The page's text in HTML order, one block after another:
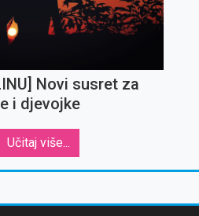
Novi susret za
i djevojke
Učitaj više...